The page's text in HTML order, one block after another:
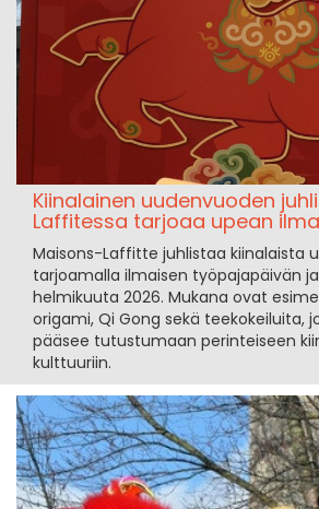
Kiinalainen uudenvuoden
Laffitessa tarjoaa upean
Maisons-Laffitte juhlistaa kiinalaista
tarjoamalla ilmaisen työpajapäivän ja
helmikuuta 2026. Mukana ovat
origami, Qi Gong sekä teekokeiluita,
pääsee tutustumaan perinteiseen
kulttuuriin.